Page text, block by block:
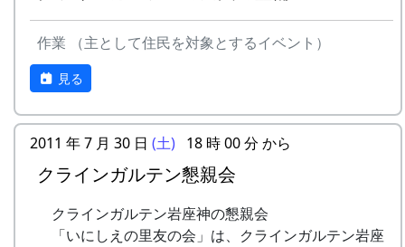
岩座神には、国道427号線から、二つの経路でア
クセスすることが出来ます。
南ルートは、
って、松井小学校を右手に見ながら、右折し
てひたすら北上する道です。
（CANYON MOUNTAIN CAMP）
千ヶ峰登山道三谷口
にいたり、さらに登
坂して 峠を越える道です。
〃
14:00
岩座神自然さんさくゲーム
〃
〃
麦）
用）
作業 （主として住民を対象とするイベント）
見る
2011 年 7 月 30 日 (土) 18 時 00 分 から
クラインガルテン懇親会
クラインガルテン岩座神の懇親会
「いにしえの里友の会」は、クラインガルテン岩座